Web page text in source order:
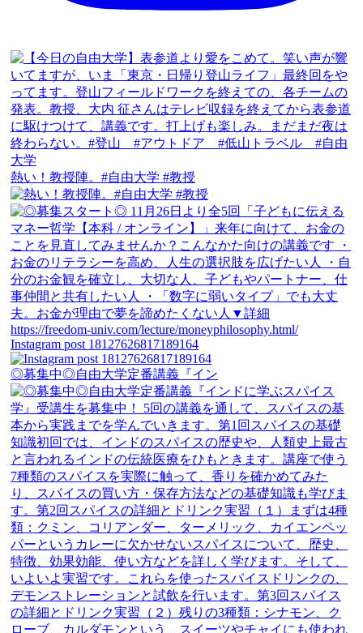
熱い！教授陣。#自由大学 #教授
Instagram post 18127626817189164
◎募集中◎自由大学定番講義『イン